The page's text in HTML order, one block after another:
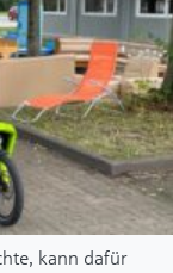
kann dafür